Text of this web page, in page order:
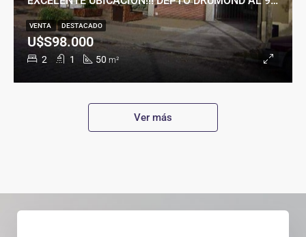
2 1 50 m²
U$S98.000
VENTA DESTACADO
Ver más